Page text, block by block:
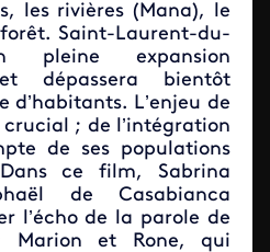
les rivières (Mana), le
Saint-Laurent-du-
expansion
dépassera bientôt
d’habitants. L’enjeu de
; de l’intégration
de ses populations
ce film, Sabrina
de Casabianca
l’écho de la parole de
Marion et Rone, qui